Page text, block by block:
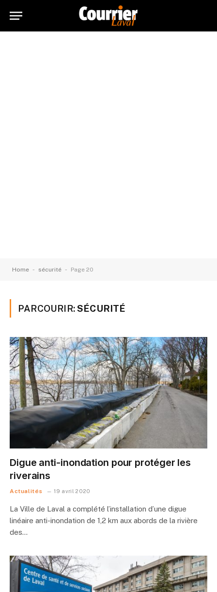
Home - sécurité - Page 20
PARCOURIR:SÉCURITÉ
Digue anti-inondation pour protéger les
riverains
Actualités 19 avril 2020
La Ville de Laval a complété l’installation d’une digue
linéaire anti-inondation de 1,2 km aux abords de la rivière
des…